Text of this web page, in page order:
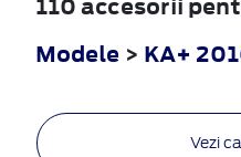
Modele > KA+
Vezi